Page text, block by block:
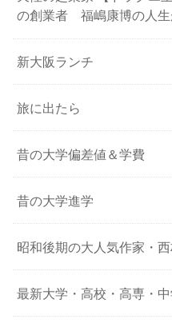
の創業者 福嶋康博の人生
新大阪ランチ
旅に出たら
昔の大学偏差値＆学費
昔の大学進学
昭和後期の大人気作家・
最新大学・高校・高専・